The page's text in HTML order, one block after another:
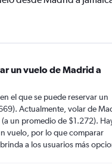
un vuelo de Madrid a
el que se puede reservar un
Actualmente, volar de
(a un promedio de $1.272).
vuelo, por lo que comparar
a los usuarios más